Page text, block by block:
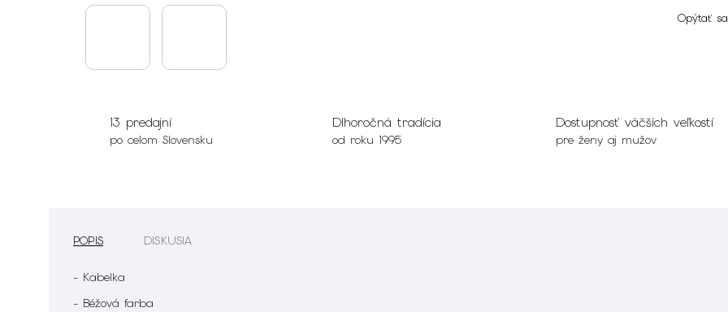
Opýtať sa
13 predajní
po celom Slovensku
Dlhoročná tradícia
od roku 1995
Dostupnosť väčších veľkostí
pre ženy aj mužov
POPIS DISKUSIA
- Kabelka
- Béžová farba